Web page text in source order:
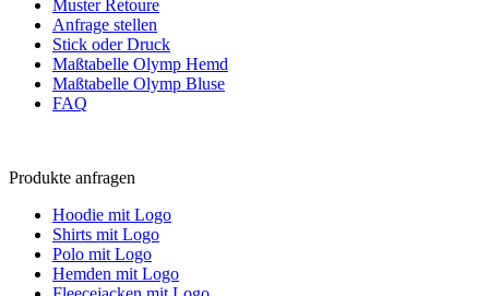
Muster Retoure
Anfrage stellen
Stick oder Druck
Maßtabelle Olymp Hemd
Maßtabelle Olymp Bluse
FAQ
Produkte anfragen
Hoodie mit Logo
Shirts mit Logo
Polo mit Logo
Hemden mit Logo